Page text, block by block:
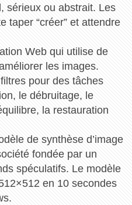
sérieux ou abstrait. Les
taper “créer” et attendre
Web qui utilise de
les images.
pour des tâches
le débruitage, le
la restauration
de synthèse d’image
fondée par un
spéculatifs. Le modèle
en 10 secondes